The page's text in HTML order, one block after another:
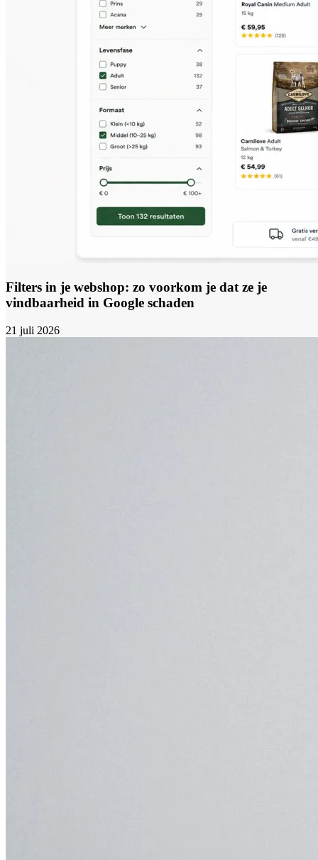
Filters in je webshop: zo voorkom je dat ze je
vindbaarheid in Google schaden
21 juli 2026